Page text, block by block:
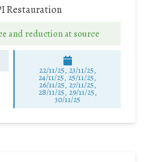
Restauration
and reduction at source
22/11/25, 23/11/25,
24/11/25, 25/11/25,
26/11/25, 27/11/25,
28/11/25, 29/11/25,
30/11/25